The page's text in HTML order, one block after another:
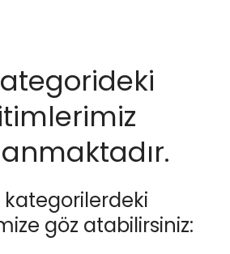
kategorilerdeki
göz atabilirsiniz: